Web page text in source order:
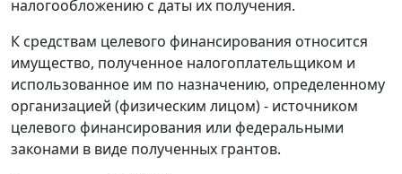
налогообложению с даты их получения.
К средствам целевого финансирования относится
имущество, полученное налогоплательщиком и
использованное им по назначению, определенному
организацией (физическим лицом) - источником
целевого финансирования или федеральными
законами в виде полученных грантов.